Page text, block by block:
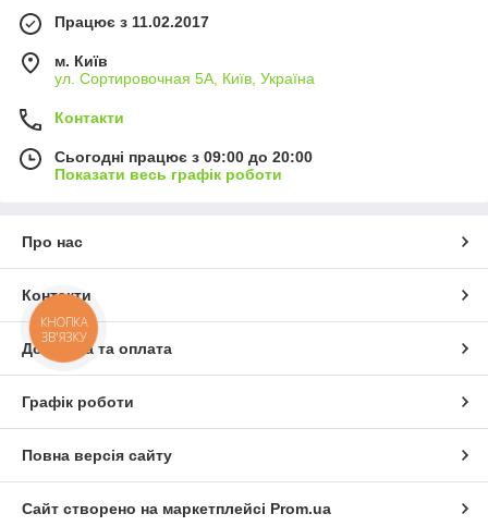
Працює з 11.02.2017
м. Київ
ул. Сортировочная 5А, Київ, Україна
Контакти
Сьогодні працює з 09:00 до 20:00
Показати весь графік роботи
Про нас
Контакти
Доставка та оплата
Графік роботи
Повна версія сайту
Сайт створено на маркетплейсі Prom.ua
КНОПКА
ЗВ'ЯЗКУ